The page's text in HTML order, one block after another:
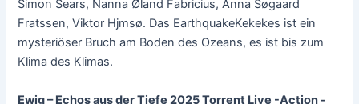
Simon Sears, Nanna Øland Fabricius, Anna Søgaard
Fratssen, Viktor Hjmsø. Das EarthquakeKekekes ist ein
mysteriöser Bruch am Boden des Ozeans, es ist bis zum
Klima des Klimas.
Ewig – Echos aus der Tiefe 2025 Torrent Live -Action -